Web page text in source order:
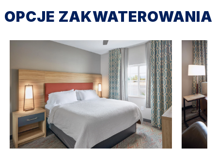
OPCJE ZAKWATEROWANIA